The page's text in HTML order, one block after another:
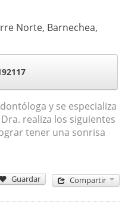
Norte, Barnechea,
y se especializa
realiza los siguientes
tener una sonrisa
Guardar Compartir